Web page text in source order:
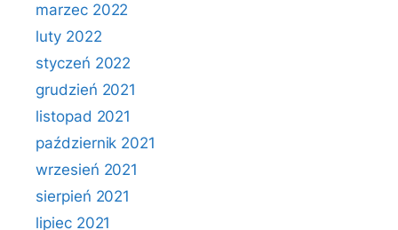
marzec 2022
luty 2022
styczeń 2022
grudzień 2021
listopad 2021
październik 2021
wrzesień 2021
sierpień 2021
lipiec 2021